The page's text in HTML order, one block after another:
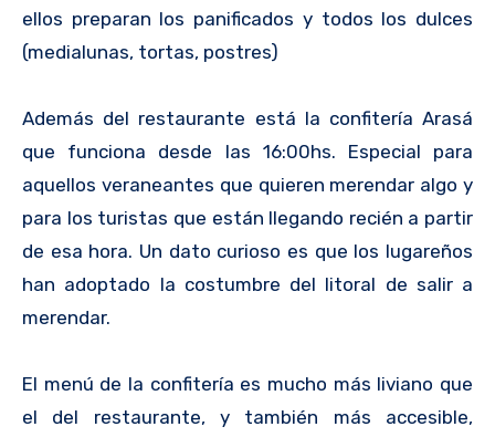
ellos preparan los panificados y todos los dulces
(medialunas, tortas, postres)
Además del restaurante está la confitería Arasá
que funciona desde las 16:00hs. Especial para
aquellos veraneantes que quieren merendar algo y
para los turistas que están llegando recién a partir
de esa hora. Un dato curioso es que los lugareños
han adoptado la costumbre del litoral de salir a
merendar.
El menú de la confitería es mucho más liviano que
el del restaurante, y también más accesible,